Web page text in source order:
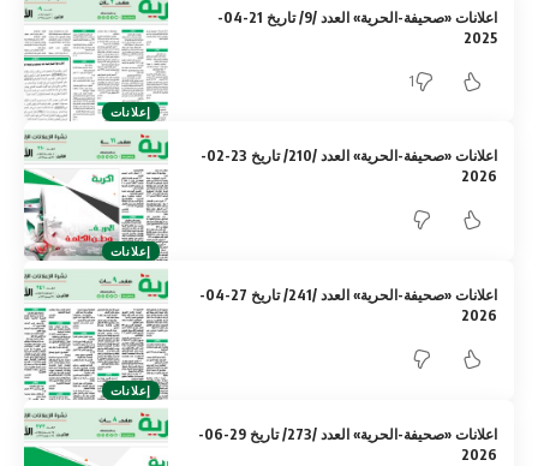
إعلانات
اعلانات «صحيفة-الحرية» العدد /9/ تاريخ 21-04-
2025
1
إعلانات
اعلانات «صحيفة-الحرية» العدد /210/ تاريخ 23-02-
2026
إعلانات
اعلانات «صحيفة-الحرية» العدد /241/ تاريخ 27-04-
2026
اعلانات «صحيفة-الحرية» العدد /273/ تاريخ 29-06-
2026